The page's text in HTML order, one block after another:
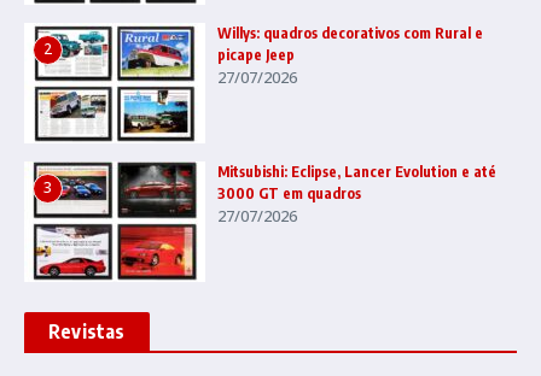
2
Willys: quadros decorativos com Rural e
picape Jeep
27/07/2026
3
Mitsubishi: Eclipse, Lancer Evolution e até
3000 GT em quadros
27/07/2026
Revistas